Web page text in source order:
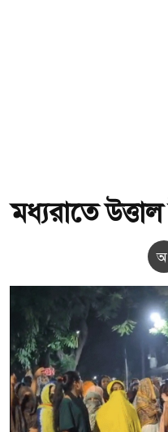
মধ্যরাতে